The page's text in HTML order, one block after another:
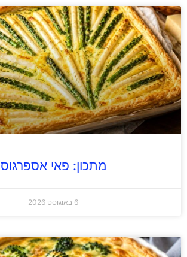
מתכון: פאי אספרגוס
6 באוגוסט 2026